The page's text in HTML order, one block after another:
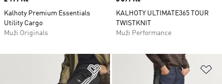
Kalhoty Premium Essentials
Utility Cargo
Muži Originals
KALHOTY ULTIMATE365 TOUR
TWISTKNIT
Muži Performance
Přidat do seznamu přání